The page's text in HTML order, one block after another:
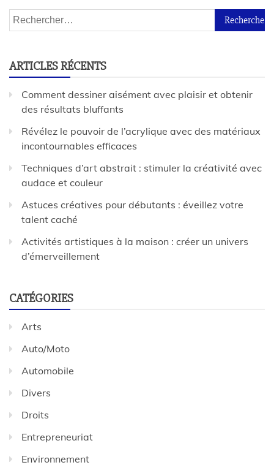
ARTICLES RÉCENTS
Comment dessiner aisément avec plaisir et obtenir
des résultats bluffants
Révélez le pouvoir de l’acrylique avec des matériaux
incontournables efficaces
Techniques d’art abstrait : stimuler la créativité avec
audace et couleur
Astuces créatives pour débutants : éveillez votre
talent caché
Activités artistiques à la maison : créer un univers
d’émerveillement
CATÉGORIES
Arts
Auto/Moto
Automobile
Divers
Droits
Entrepreneuriat
Environnement